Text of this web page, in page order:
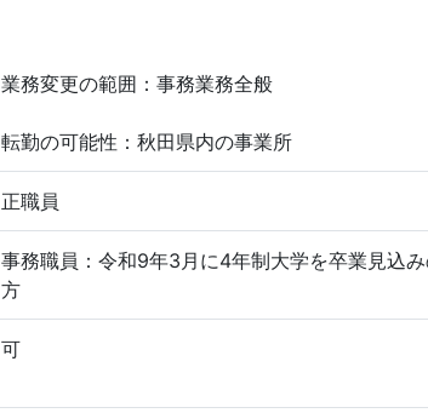
業務変更の範囲：事務業務全般
転勤の可能性：秋田県内の事業所
正職員
事務職員：令和9年3月に4年制大学を卒業見込
方
可